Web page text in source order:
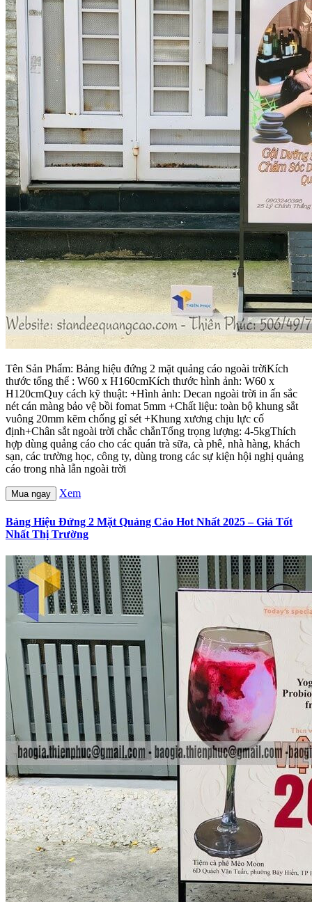
Tên Sản Phẩm: Bảng hiệu đứng 2 mặt quảng cáo ngoài trờiKích
thước tổng thể : W60 x H160cmKích thước hình ảnh: W60 x
H120cmQuy cách kỹ thuật: +Hình ảnh: Decan ngoài trời in ấn sắc
nét cán màng bảo vệ bồi fomat 5mm +Chất liệu: toàn bộ khung sắt
vuông 20mm kẽm chống gỉ sét +Khung xương chịu lực cố
định+Chân sắt ngoài trời chắc chắnTổng trọng lượng: 4-5kgThích
hợp dùng quảng cáo cho các quán trà sữa, cà phê, nhà hàng, khách
sạn, các trường học, công ty, dùng trong các sự kiện hội nghị quảng
cáo trong nhà lẫn ngoài trời
Mua ngay Xem
Bảng Hiệu Đứng 2 Mặt Quảng Cáo Hot Nhất 2025 – Giá Tốt
Nhất Thị Trường